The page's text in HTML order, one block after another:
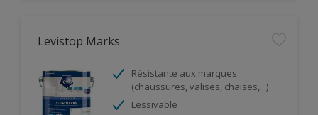
Levistop Marks
Résistante aux marques
(chaussures, valises, chaises,...)
Lessivable